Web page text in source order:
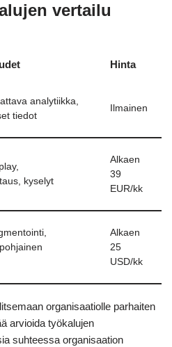
vertailu
Hinta
analytiikka,
tiedot
Ilmainen
kyselyt
Alkaen
39
EUR/kk
Alkaen
25
USD/kk
organisaatiolle parhaiten
arvioida työkalujen
suhteessa organisaation